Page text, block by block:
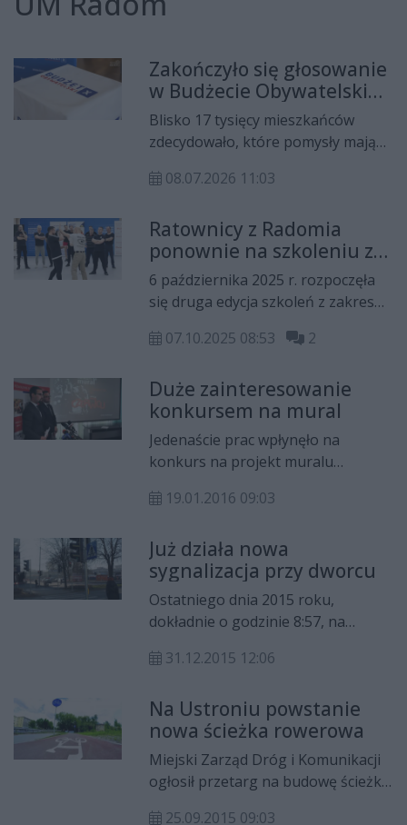
Zakończyło się głosowanie
w Budżecie Obywatelskim.
Do podziału jest ponad
10,8 mln zł
Blisko 17 tysięcy mieszkańców
zdecydowało, które pomysły mają
w tegorocznej edycji Budżetu
oficjalne wyniki poznamy już 22
lipca. Na realizację zwycięskich
projektów miasto przeznaczy
ponad 10,8 mln zł.
08.07.2026 11:03
Ratownicy z Radomia
ponownie na szkoleniu z
samoobrony – program
„Bezpieczny Radom” trwa
6 października 2025 r. rozpoczęła
się druga edycja szkoleń z zakresu
medycznych w ramach programu
Ratownik”. To kontynuacja
inicjatywy, która spotkała się z
ogromnym zainteresowaniem
podczas wiosennej edycji.
07.10.2025 08:53 2
Duże zainteresowanie
konkursem na mural
Jedenaście prac wpłynęło na
konkurs na projekt muralu
Radomskiego Czerwca 76. Ma on
ulicy 25 Czerwca i Żeromskiego.
Jego odsłonięcie będzie częścią
obchodów przypadającej w tym
roku 40. rocznicy protestu
robotniczego.
19.01.2016 09:03
Już działa nowa
sygnalizacja przy dworcu
Ostatniego dnia 2015 roku,
dokładnie o godzinie 8:57, na
Beliny-Prażmowskiego, obok
wzbudzana sygnalizacja świetlna.
Była to już czwarta tego typu
inwestycja zrealizowana w tym roku
z myślą o bezpieczeństwie
pieszych.
31.12.2015 12:06
Na Ustroniu powstanie
nowa ścieżka rowerowa
Miejski Zarząd Dróg i Komunikacji
ogłosił przetarg na budowę ścieżki
25.09.2015 09:03